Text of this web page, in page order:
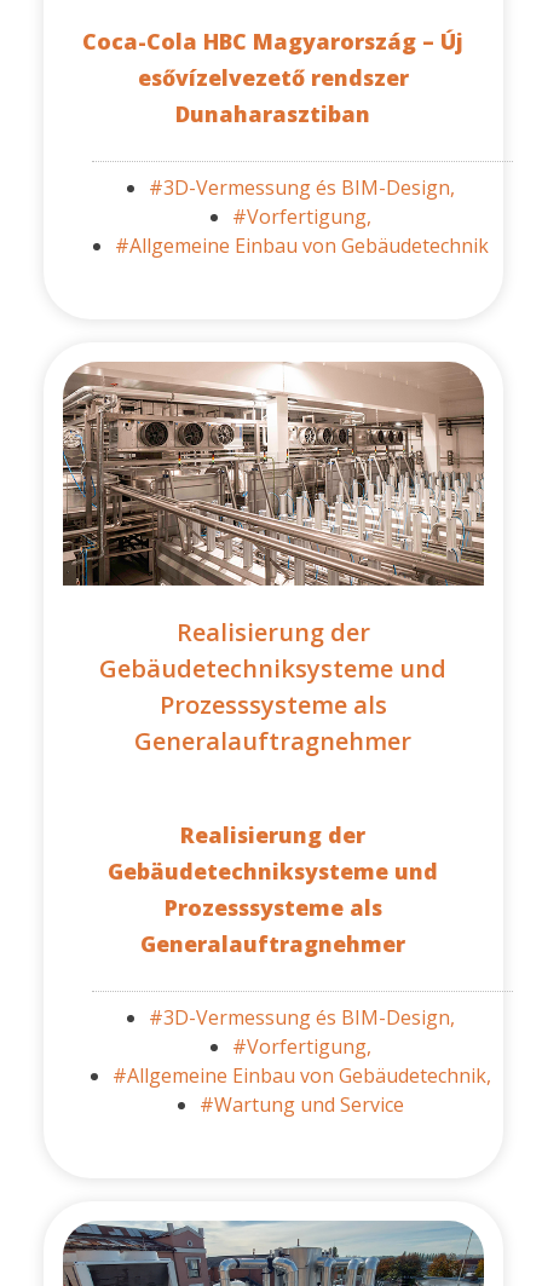
Coca-Cola HBC Magyarország – Új
esővízelvezető rendszer
Dunaharasztiban
#3D-Vermessung és BIM-Design,
#Vorfertigung,
#Allgemeine Einbau von Gebäudetechnik
Realisierung der
Gebäudetechniksysteme und
Prozesssysteme als
Generalauftragnehmer
Realisierung der
Gebäudetechniksysteme und
Prozesssysteme als
Generalauftragnehmer
#3D-Vermessung és BIM-Design,
#Vorfertigung,
#Allgemeine Einbau von Gebäudetechnik,
#Wartung und Service